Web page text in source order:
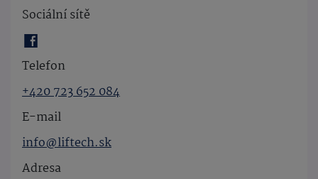
Sociální sítě
Telefon
+420 723 652 084
E-mail
info@liftech.sk
Adresa